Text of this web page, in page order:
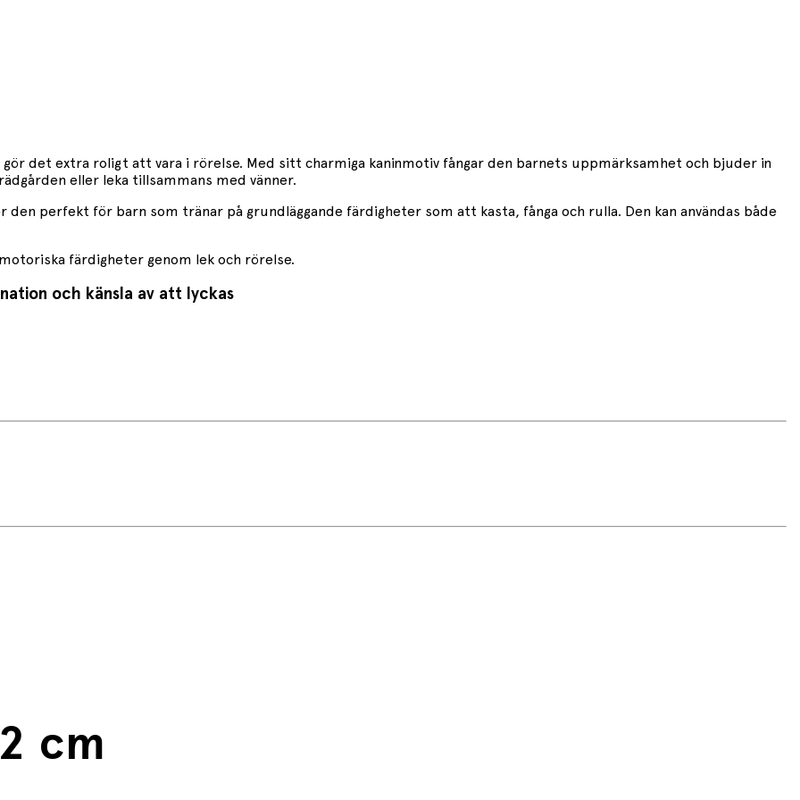
gör det extra roligt att vara i rörelse. Med sitt charmiga kaninmotiv fångar den barnets uppmärksamhet och bjuder in
eller leka tillsammans med vänner.
perfekt för barn som tränar på grundläggande färdigheter som att kasta, fånga och rulla. Den kan användas både
färdigheter genom lek och rörelse.
och känsla av att lyckas
cm